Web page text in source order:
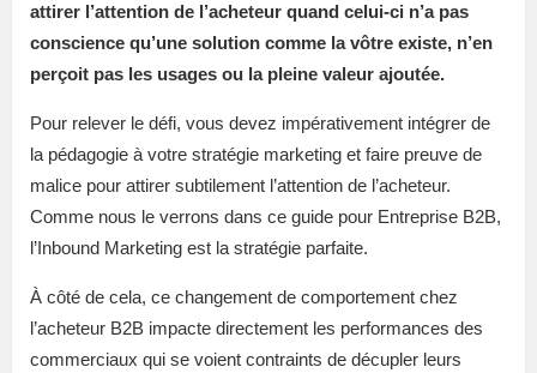
attirer l’attention de l’acheteur quand celui-ci n’a pas
conscience qu’une solution comme la vôtre existe, n’en
perçoit pas les usages ou la pleine valeur ajoutée.
Pour relever le défi, vous devez impérativement intégrer de
la pédagogie à votre stratégie marketing et faire preuve de
malice pour attirer subtilement l’attention de l’acheteur.
Comme nous le verrons dans ce guide pour Entreprise B2B,
l’Inbound Marketing est la stratégie parfaite.
À côté de cela, ce changement de comportement chez
l’acheteur B2B impacte directement les performances des
commerciaux qui se voient contraints de décupler leurs